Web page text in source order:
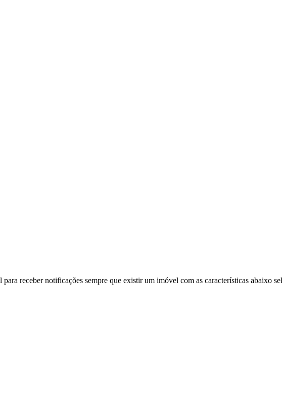
receber notificações sempre que existir um imóvel com as características abaixo